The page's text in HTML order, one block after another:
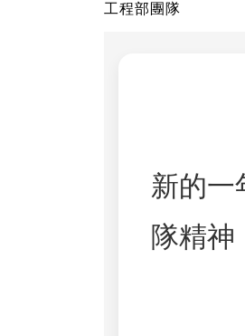
工程部團隊
新的一
隊精神